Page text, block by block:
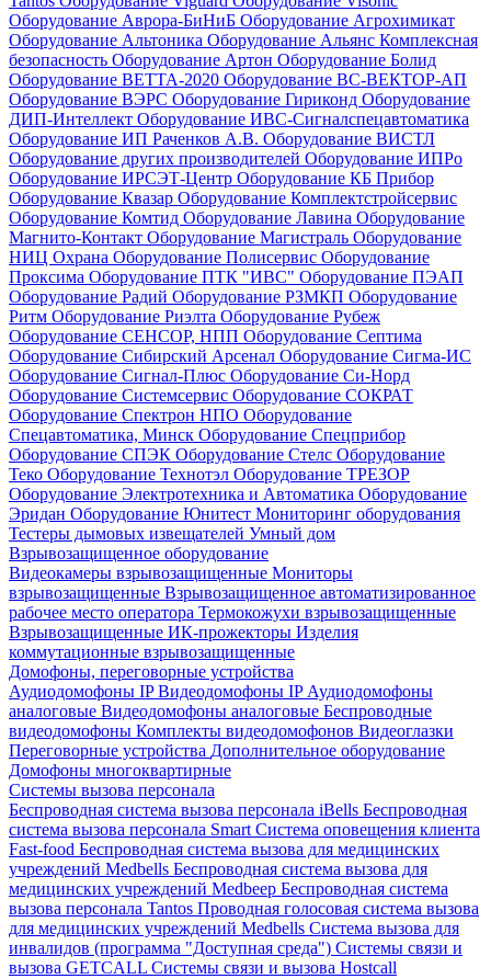
Оборудование Аврора-БиНиБ Оборудование Агрохимикат
Оборудование Альтоника Оборудование Альянс Комплексная
безопасность Оборудование Артон Оборудование Болид
Оборудование ВЕТТА-2020 Оборудование ВС-ВЕКТОР-АП
Оборудование ВЭРС Оборудование Гириконд Оборудование
ДИП-Интеллект Оборудование ИВС-Сигналспецавтоматика
Оборудование ИП Раченков А.В. Оборудование ВИСТЛ
Оборудование других производителей Оборудование ИПРо
Оборудование ИРСЭТ-Центр Оборудование КБ Прибор
Оборудование Квазар Оборудование Комплектстройсервис
Оборудование Комтид Оборудование Лавина Оборудование
Магнито-Контакт Оборудование Магистраль Оборудование
НИЦ Охрана Оборудование Полисервис Оборудование
Проксима Оборудование ПТК "ИВС" Оборудование ПЭАП
Оборудование Радий Оборудование РЗМКП Оборудование
Ритм Оборудование Риэлта Оборудование Рубеж
Оборудование СЕНСОР, НПП Оборудование Септима
Оборудование Сибирский Арсенал Оборудование Сигма-ИС
Оборудование Сигнал-Плюс Оборудование Си-Норд
Оборудование Системсервис Оборудование СОКРАТ
Оборудование Спектрон НПО Оборудование
Спецавтоматика, Минск Оборудование Спецприбор
Оборудование СПЭК Оборудование Стелс Оборудование
Теко Оборудование Технотэл Оборудование ТРЕЗОР
Оборудование Электротехника и Автоматика Оборудование
Эридан Оборудование Юнитест Мониторинг оборудования
Тестеры дымовых извещателей Умный дом
Взрывозащищенное оборудование
Видеокамеры взрывозащищенные Мониторы
взрывозащищенные Взрывозащищенное автоматизированное
рабочее место оператора Термокожухи взрывозащищенные
Взрывозащищенные ИК-прожекторы Изделия
коммутационные взрывозащищенные
Домофоны, переговорные устройства
Аудиодомофоны IPВидеодомофоны IP Аудиодомофоны
аналоговые Видеодомофоны аналоговые Беспроводные
видеодомофоны Комплекты видеодомофонов Видеоглазки
Переговорные устройства Дополнительное оборудование
Домофоны многоквартирные
Системы вызова персонала
Беспроводная система вызова персонала iBells Беспроводная
система вызова персонала Smart Система оповещения клиента
Fast-food Беспроводная система вызова для медицинских
учреждений Medbells Беспроводная система вызова для
медицинских учреждений Medbeep Беспроводная система
вызова персонала Tantos Проводная голосовая система вызова
для медицинских учреждений Medbells Система вызова для
инвалидов (программа "Доступная среда") Системы связи и
вызова GETCALL Системы связи и вызова Hostcall